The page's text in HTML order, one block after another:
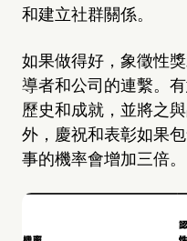
和建立社群關係。
如果做得好，象徵性
導者和公司的連繫。
歷史和成就，並將之
外，慶祝和表彰如果
事的機率會增加三倍。